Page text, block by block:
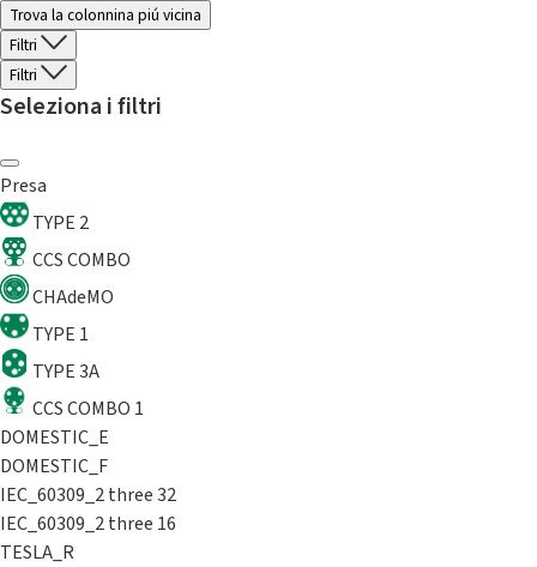
Trova la colonnina piú vicina
Filtri
Filtri
Seleziona i filtri
Presa
TYPE 2
CCS COMBO
CHAdeMO
TYPE 1
TYPE 3A
CCS COMBO 1
DOMESTIC_E
DOMESTIC_F
IEC_60309_2 three 32
IEC_60309_2 three 16
TESLA_R